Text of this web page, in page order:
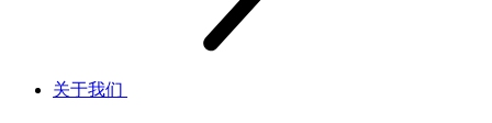
关于我们